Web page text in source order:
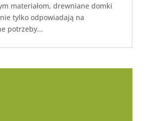
materiałom, drewniane domki
tylko odpowiadają na
potrzeby...